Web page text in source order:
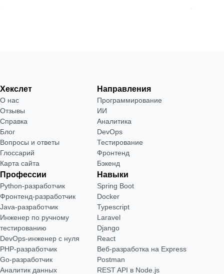
Хекслет
О нас
Отзывы
Справка
Блог
Вопросы и ответы
Глоссарий
Карта сайта
Направления
Программирование
ИИ
Аналитика
DevOps
Тестирование
Фронтенд
Бэкенд
Профессии
Python-разработчик
Фронтенд-разработчик
Java-разработчик
Инженер по ручному
тестированию
DevOps-инженер с нуля
РНР-разработчик
Go-разработчик
Аналитик данных
Навыки
Spring Boot
Docker
Typescript
Laravel
Django
React
Веб-разработка на Express
Postman
REST API в Node.js